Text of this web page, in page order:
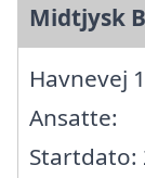
Midtjysk
Havnevej
Ansatte:
Startdato: